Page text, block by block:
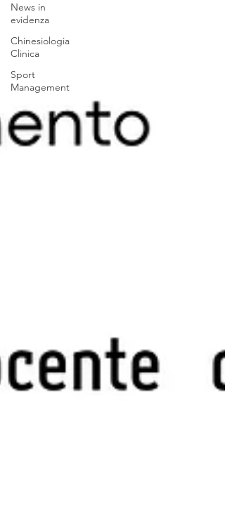
News in
evidenza
Chinesiologia
Clinica
Sport
Management